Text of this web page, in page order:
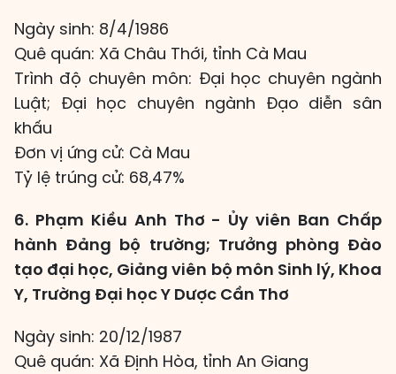
Ngày sinh: 8/4/1986
Quê quán: Xã Châu Thới, tỉnh Cà Mau
Trình độ chuyên môn: Đại học chuyên ngành
Luật; Đại học chuyên ngành Đạo diễn sân
khấu
Đơn vị ứng cử: Cà Mau
Tỷ lệ trúng cử: 68,47%
6. Phạm Kiều Anh Thơ - Ủy viên Ban Chấp
hành Đảng bộ trường; Trưởng phòng Đào
tạo đại học, Giảng viên bộ môn Sinh lý, Khoa
Y, Trường Đại học Y Dược Cần Thơ
Ngày sinh: 20/12/1987
Quê quán: Xã Định Hòa, tỉnh An Giang